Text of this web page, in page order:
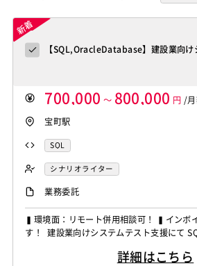
【SQL,OracleDatabase】建設業向け
700,000 ～ 800,000 円 /
宝町駅
SQL
シナリオライター
業務委託
▍環境面：リモート併用相談可！ ▍インボ
す！ 建設業向けシステムテスト支援にて
スト計画策定 ・SQLによるデータ抽出・検
詳細はこちら